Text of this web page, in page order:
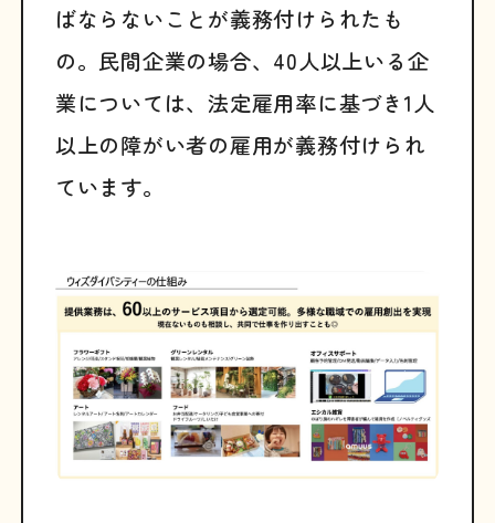
ばならないことが義務付けられたも
の。民間企業の場合、40人以上いる企
業については、法定雇用率に基づき1人
以上の障がい者の雇用が義務付けられ
ています。